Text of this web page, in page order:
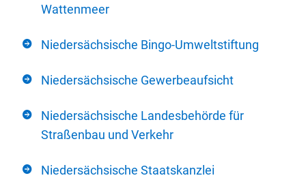
Wattenmeer
Niedersächsische Bingo-Umweltstiftung
Niedersächsische Gewerbeaufsicht
Niedersächsische Landesbehörde für
Straßenbau und Verkehr
Niedersächsische Staatskanzlei